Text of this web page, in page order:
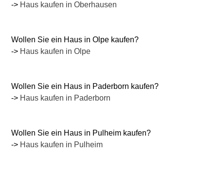
-> Haus kaufen in Oberhausen
Wollen Sie ein Haus in Olpe kaufen?
-> Haus kaufen in Olpe
Wollen Sie ein Haus in Paderborn kaufen?
-> Haus kaufen in Paderborn
Wollen Sie ein Haus in Pulheim kaufen?
-> Haus kaufen in Pulheim